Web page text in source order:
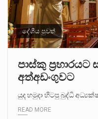
දේශීය පුවත්
පාස්කු
අත්අඩංගුවට
යුද හමුදා හිටපු බුද්ධි
READ MORE